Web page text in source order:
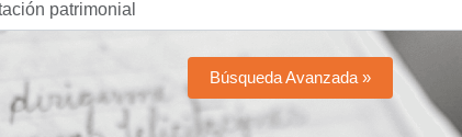
Búsqueda Avanzada »